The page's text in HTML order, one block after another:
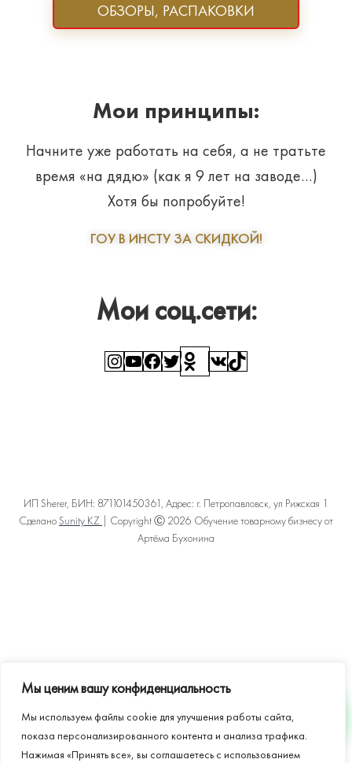
Мы ценим вашу конфиденциальность
Мы используем файлы cookie для улучшения работы сайта,
показа персонализированного контента и анализа трафика.
Нажимая «Принять все», вы соглашаетесь с использованием
ОБЗОРЫ, РАСПАКОВКИ
Мои принципы:
Начните уже работать на себя, а не тратьте
время «на дядю» (как я 9 лет на заводе…)
Хотя бы попробуйте!
ГОУ В ИНСТУ ЗА СКИДКОЙ!
Мои соц.сети:
Instagram
YouTube
Facebook
TwitterСсылкаВКонтакте
TikTok
ИП Sherer, БИН: 871101450361, Адрес: г. Петропавловск, ул Рижская 1
Сделано Sunity KZ | Copyright Ⓒ 2026 Обучение товарному бизнесу от
Артёма Бухонина
WHATSAPP